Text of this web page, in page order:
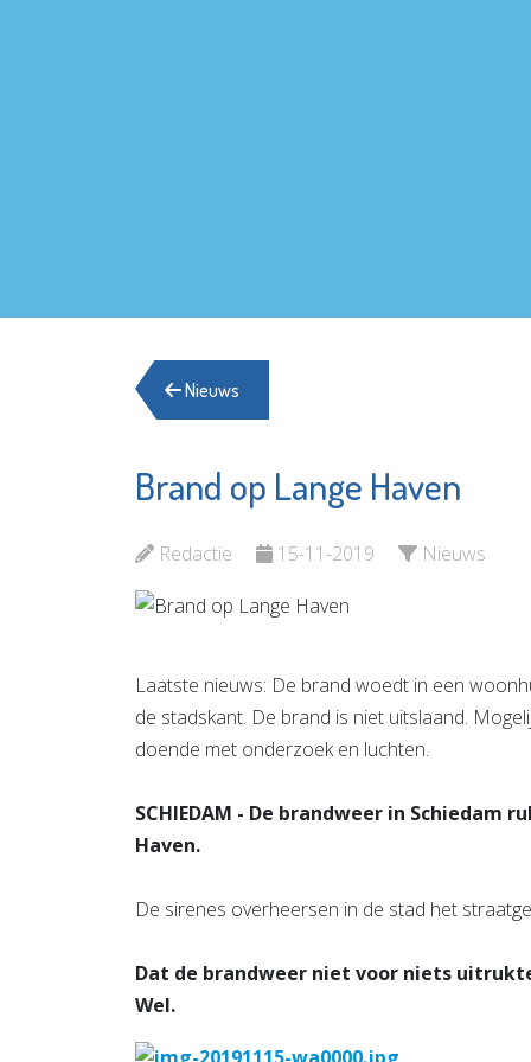
Nieuws
Brand op Lange Haven
Redactie 15-11-2019 Nieuws
Laatste nieuws: De brand woedt in een
de stadskant. De brand is niet uitslaand.
doende met onderzoek en luchten.
SCHIEDAM - De brandweer in Schiedam
Haven.
De sirenes overheersen in de stad het
Dat de brandweer niet voor niets
Wel.
Scholengemeenschap
Bekijk de pagina